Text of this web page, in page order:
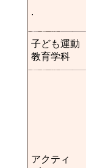
.
子ども運動
教育学科
アクティ